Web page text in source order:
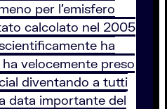
per l'emisfero
calcolato nel 2005
ha
velocemente preso
diventando a tutti
data importante del